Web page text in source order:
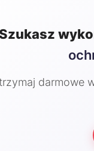
Szukasz
darmowe